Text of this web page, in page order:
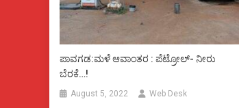
ಪಾವಗಡ:ಮಳೆ ಆವಾಂತರ : ಪೆಟ್ರೋಲ್- ನೀರು
ಬೆರಕೆ…!
August 5, 2022 Web Desk